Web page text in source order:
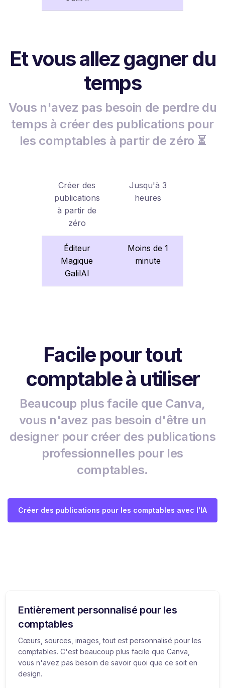
Et vous allez gagner du
temps
Vous n'avez pas besoin de perdre du
temps à créer des publications pour
les comptables à partir de zéro ⏳
Créer des
publications
à partir de
zéro
Jusqu'à 3
heures
Éditeur
Magique
GalilAI
Moins de 1
minute
Facile pour tout
comptable à utiliser
Beaucoup plus facile que Canva,
vous n'avez pas besoin d'être un
designer pour créer des publications
professionnelles pour les
comptables.
Créer des publications pour les comptables avec l'IA
Entièrement personnalisé pour les
comptables
Cœurs, sources, images, tout est personnalisé pour les
comptables. C'est beaucoup plus facile que Canva,
vous n'avez pas besoin de savoir quoi que ce soit en
design.